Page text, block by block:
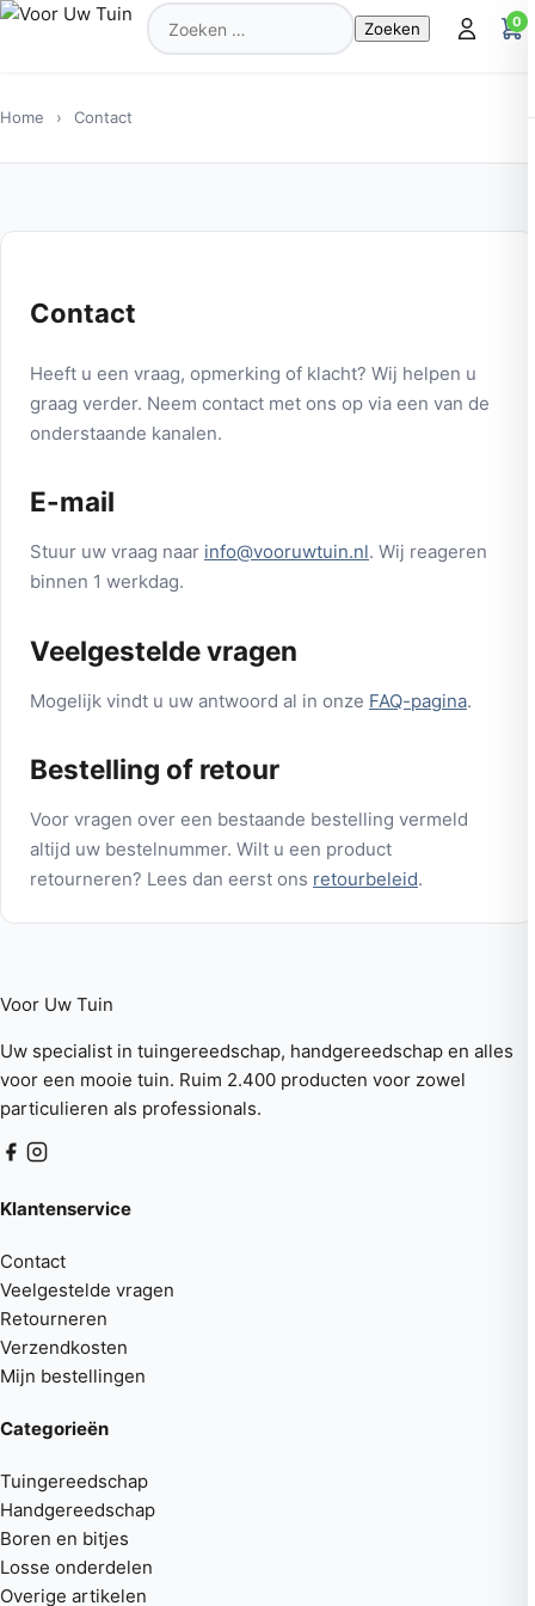
Zoeken
naar:
0
Home › Contact
Contact
Heeft u een vraag, opmerking of klacht? Wij helpen u
graag verder. Neem contact met ons op via een van de
onderstaande kanalen.
E-mail
Stuur uw vraag naar info@vooruwtuin.nl. Wij reageren
binnen 1 werkdag.
Veelgestelde vragen
Mogelijk vindt u uw antwoord al in onze FAQ-pagina.
Bestelling of retour
Voor vragen over een bestaande bestelling vermeld
altijd uw bestelnummer. Wilt u een product
retourneren? Lees dan eerst ons retourbeleid.
Voor Uw Tuin
Uw specialist in tuingereedschap, handgereedschap en alles
voor een mooie tuin. Ruim 2.400 producten voor zowel
particulieren als professionals.
Klantenservice
Contact
Veelgestelde vragen
Retourneren
Verzendkosten
Mijn bestellingen
Categorieën
Tuingereedschap
Handgereedschap
Boren en bitjes
Losse onderdelen
Overige artikelen